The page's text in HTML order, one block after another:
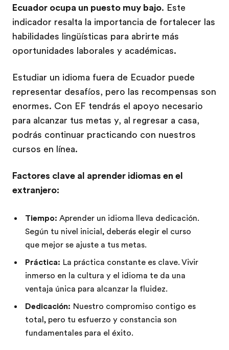
Ecuador ocupa un puesto muy bajo. Este
indicador resalta la importancia de fortalecer las
habilidades lingüísticas para abrirte más
oportunidades laborales y académicas.
Estudiar un idioma fuera de Ecuador puede
representar desafíos, pero las recompensas son
enormes. Con EF tendrás el apoyo necesario
para alcanzar tus metas y, al regresar a casa,
podrás continuar practicando con nuestros
cursos en línea.
Factores clave al aprender idiomas en el
extranjero:
Tiempo: Aprender un idioma lleva dedicación.
Según tu nivel inicial, deberás elegir el curso
que mejor se ajuste a tus metas.
Práctica: La práctica constante es clave. Vivir
inmerso en la cultura y el idioma te da una
ventaja única para alcanzar la fluidez.
Dedicación: Nuestro compromiso contigo es
total, pero tu esfuerzo y constancia son
fundamentales para el éxito.